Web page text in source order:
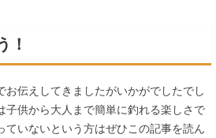
！
お伝えしてきましたがいかがでしたでし
子供から大人まで簡単に釣れる楽しさで
ていないという方はぜひこの記事を読ん